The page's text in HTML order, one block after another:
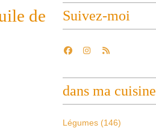
de
Suivez-moi
dans ma cuisine
Légumes (146)